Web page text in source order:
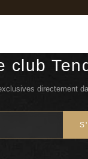
club
directement